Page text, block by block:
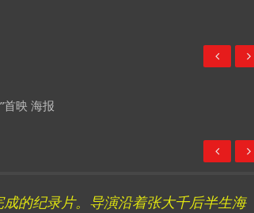
首映 海报
成的纪录片。导演沿着张大千后半生海